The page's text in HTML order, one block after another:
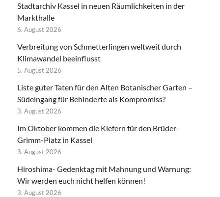
Stadtarchiv Kassel in neuen Räumlichkeiten in der
Markthalle
6. August 2026
Verbreitung von Schmetterlingen weltweit durch
Klimawandel beeinflusst
5. August 2026
Liste guter Taten für den Alten Botanischer Garten –
Südeingang für Behinderte als Kompromiss?
3. August 2026
Im Oktober kommen die Kiefern für den Brüder-
Grimm-Platz in Kassel
3. August 2026
Hiroshima- Gedenktag mit Mahnung und Warnung:
Wir werden euch nicht helfen können!
3. August 2026